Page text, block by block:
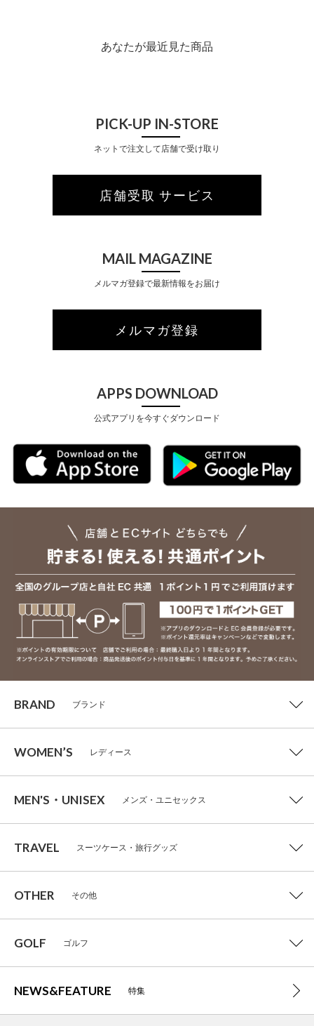
あなたが最近見た商品
PICK-UP IN-STORE
ネットで注文して店舗で受け取り
店舗受取 サービス
MAIL MAGAZINE
メルマガ登録で最新情報をお届け
メルマガ登録
APPS DOWNLOAD
公式アプリを今すぐダウンロード
BRAND ブランド
WOMEN’S レディース
MEN'S・UNISEX メンズ・ユニセックス
TRAVEL スーツケース・旅行グッズ
OTHER その他
GOLF ゴルフ
NEWS&FEATURE 特集